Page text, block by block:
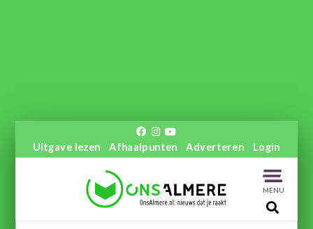
Uitgave lezen Afhaalpunten Adverteren Login
MENU